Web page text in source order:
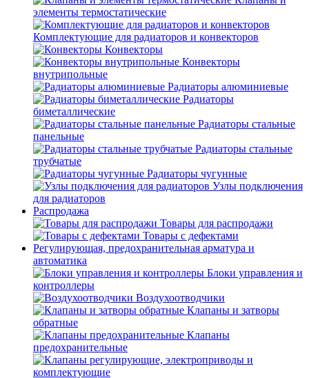
элементы термостатические
Комплектующие для радиаторов и конвекторов
Конвекторы
Конвекторы
внутрипольные
Радиаторы алюминиевые
Радиаторы
биметаллические
Радиаторы стальные
панельные
Радиаторы стальные
трубчатые
Радиаторы чугунные
Узлы подключения
для радиаторов
Распродажа
Товары для распродажи
Товары с дефектами
Регулирующая, предохранительная арматура и
автоматика
Блоки управления и
контроллеры
Воздухоотводчики
Клапаны и затворы
обратные
Клапаны
предохранительные